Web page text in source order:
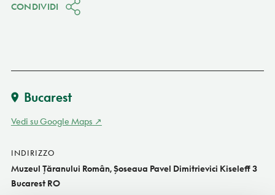
CONDIVIDI
Bucarest
Vedi su Google Maps
INDIRIZZO
Muzeul Ţăranului Român, Şoseaua Pavel Dimitrievici Kiseleff 3
Bucarest RO